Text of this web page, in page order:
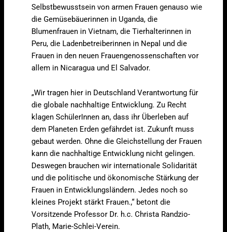
Selbstbewusstsein von armen Frauen genauso wie
die Gemüsebäuerinnen in Uganda, die
Blumenfrauen in Vietnam, die Tierhalterinnen in
Peru, die Ladenbetreiberinnen in Nepal und die
Frauen in den neuen Frauengenossenschaften vor
allem in Nicaragua und El Salvador.
„Wir tragen hier in Deutschland Verantwortung für
die globale nachhaltige Entwicklung. Zu Recht
klagen SchülerInnen an, dass ihr Überleben auf
dem Planeten Erden gefährdet ist. Zukunft muss
gebaut werden. Ohne die Gleichstellung der Frauen
kann die nachhaltige Entwicklung nicht gelingen.
Deswegen brauchen wir internationale Solidarität
und die politische und ökonomische Stärkung der
Frauen in Entwicklungsländern. Jedes noch so
kleines Projekt stärkt Frauen.,“ betont die
Vorsitzende Professor Dr. h.c. Christa Randzio-
Plath, Marie-Schlei-Verein.